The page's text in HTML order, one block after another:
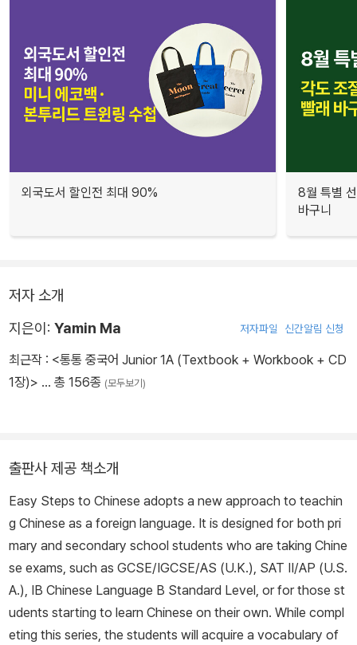
외국도서 할인전 최대 90%
8월 특별
바구니
저자 소개
지은이: Yamin Ma 저자파일 신간알림 신청
최근작 : <통통 중국어 Junior 1A (Textbook + Workbook + CD
1장)> … 총 156종 (모두보기)
출판사 제공 책소개
Easy Steps to Chinese adopts a new approach to teachin
g Chinese as a foreign language. It is designed for both pri
mary and secondary school students who are taking Chine
se exams, such as GCSE/IGCSE/AS (U.K.), SAT II/AP (U.S.
A.), IB Chinese Language B Standard Level, or for those st
udents starting to learn Chinese on their own. While compl
eting this series, the students will acquire a vocabulary of